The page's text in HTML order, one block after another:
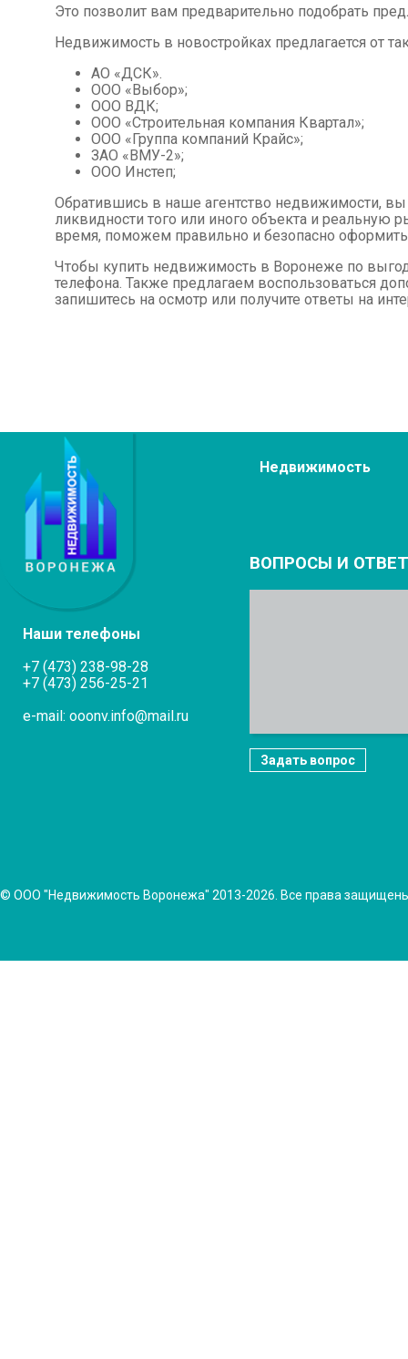
Это позволит вам предварительно подобрать
Недвижимость в новостройках предлагается от
АО «ДСК».
ООО «Выбор»;
ООО ВДК;
ООО «Строительная компания Квартал»;
ООО «Группа компаний Крайс»;
ЗАО «ВМУ-2»;
ООО Инстеп;
Обратившись в наше агентство недвижимости,
ликвидности того или иного объекта и
время, поможем правильно и безопасно
Чтобы купить недвижимость в Воронеже по
телефона. Также предлагаем воспользоваться
запишитесь на осмотр или получите ответы на
Недвижимость
Наши телефоны
+7 (473) 238-98-28
+7 (473) 256-25-21
e-mail: ooonv.info@mail.ru
ВОПРОСЫ И
Задать вопрос
© ООО "Недвижимость Воронежа" 2013-2026. Все права